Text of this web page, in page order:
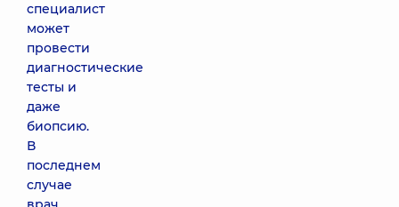
специалист
может
провести
диагностические
тесты и
даже
биопсию.
В
последнем
случае